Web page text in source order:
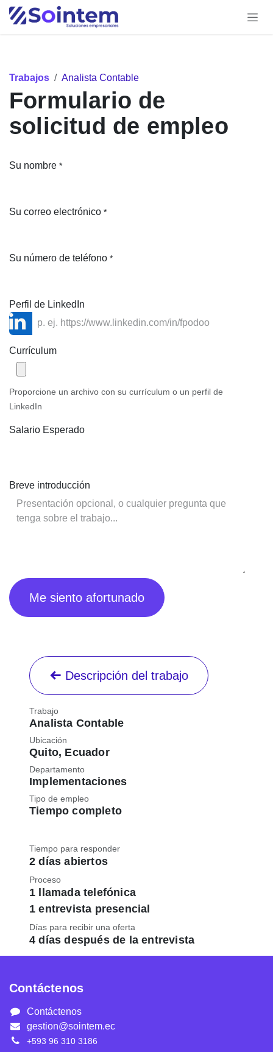
Ir al contenido
Trabajos Analista Contable
Formulario de
solicitud de empleo
Su nombre *
Su correo electrónico *
Su número de teléfono *
Perfil de LinkedIn
Currículum
Proporcione un archivo con su currículum o un perfil de
LinkedIn
Salario Esperado
Breve introducción
Me siento afortunado
Descripción del trabajo
Trabajo
Analista Contable
Ubicación
Quito, Ecuador
Departamento
Implementaciones
Tipo de empleo
Tiempo completo
Tiempo para responder
2 días abiertos
Proceso
1 llamada telefónica
1 entrevista presencial
Días para recibir una oferta
4 días después de la entrevista
Contáctenos
Contáctenos
gestion@sointem.ec
+593 96 310 3186